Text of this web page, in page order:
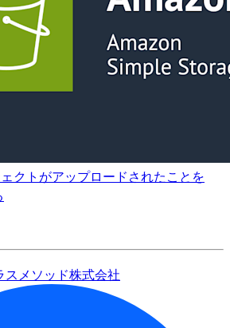
クトがアップロードされたことを
スメソッド株式会社